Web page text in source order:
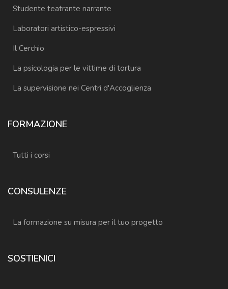
Studente teatrante narrante
Laboratori artistico-espressivi
Il Cerchio
La psicologia per le vittime di tortura
La supervisione nei Centri d'Accoglienza
FORMAZIONE
Tutti i corsi
CONSULENZE
La formazione su misura per il tuo progetto
SOSTIENICI